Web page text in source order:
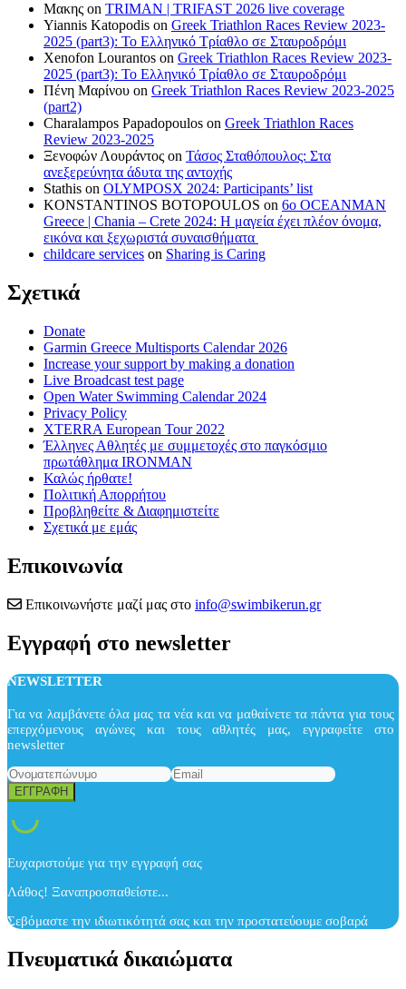
Μακης on TRIMAN | TRIFAST 2026 live coverage
Yiannis Katopodis on Greek Triathlon Races Review 2023-
2025 (part3): Το Ελληνικό Τρίαθλο σε Σταυροδρόμι
Xenofon Lourantos on Greek Triathlon Races Review 2023-
2025 (part3): Το Ελληνικό Τρίαθλο σε Σταυροδρόμι
Πένη Μαρίνου on Greek Triathlon Races Review 2023-2025
(part2)
Charalampos Papadopoulos on Greek Triathlon Races
Review 2023-2025
Ξενοφών Λουράντος on Τάσος Σταθόπουλος: Στα
ανεξερεύνητα άδυτα της αντοχής
Stathis on OLYMPOSX 2024: Participants’ list
KONSTANTINOS BOTOPOULOS on 6ο OCEANMAN
Greece | Chania – Crete 2024: Η μαγεία έχει πλέον όνομα,
εικόνα και ξεχωριστά συναισθήματα
childcare services on Sharing is Caring
Σχετικά
Donate
Garmin Greece Multisports Calendar 2026
Increase your support by making a donation
Live Broadcast test page
Open Water Swimming Calendar 2024
Privacy Policy
XTERRA European Tour 2022
Έλληνες Αθλητές με συμμετοχές στο παγκόσμιο
πρωτάθλημα IRONMAN
Καλώς ήρθατε!
Πολιτική Απορρήτου
Προβληθείτε & Διαφημιστείτε
Σχετικά με εμάς
Επικοινωνία
Επικοινωνήστε μαζί μας στο info@swimbikerun.gr
Εγγραφή στο newsletter
NEWSLETTER
Για να λαμβάνετε όλα μας τα νέα και να μαθαίνετε τα πάντα για τους
επερχόμενους αγώνες και τους αθλητές μας, εγγραφείτε στο
newsletter
Ευχαριστούμε για την εγγραφή σας
Λάθος! Ξαναπροσπαθείστε...
Σεβόμαστε την ιδιωτικότητά σας και την προστατεύουμε σοβαρά
Πνευματικά δικαιώματα